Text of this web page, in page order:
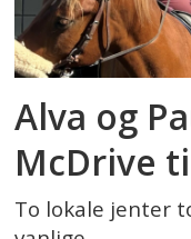
Alva og
McDrive
To lokale jenter